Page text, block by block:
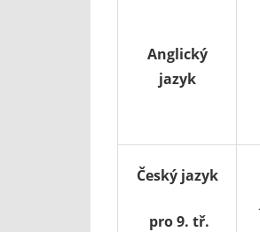
Anglický
jazyk
Český jazyk
pro 9. tř.